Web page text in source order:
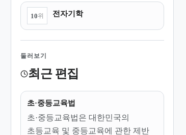
10위 전자기학
둘러보기
최근 편집
초·중등교육법
초·중등교육법은 대한민국의
초등교육 및 중등교육에 관한 제반